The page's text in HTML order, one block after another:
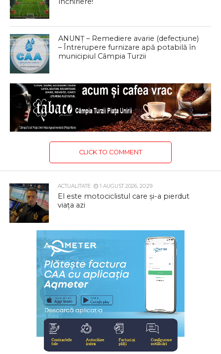
ANUNȚ – Remediere avarie (defecțiune)
– Întrerupere furnizare apă potabilă în
municipiul Câmpia Turzii
CLICK TO COMMENT
ACTUALITATE 1 AUGUST 2026, 20:29
El este motociclistul care și-a pierdut
viața azi